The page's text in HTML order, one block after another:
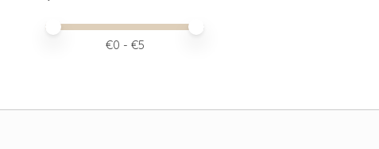
Minimale prijswaarde
Price maximum value
€0 - €5